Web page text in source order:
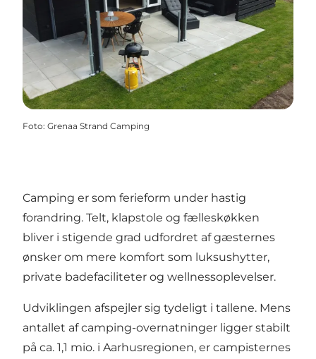
Foto: Grenaa Strand Camping
Camping er som ferieform under hastig
forandring. Telt, klapstole og fælleskøkken
bliver i stigende grad udfordret af gæsternes
ønsker om mere komfort som luksushytter,
private badefaciliteter og wellnessoplevelser.
Udviklingen afspejler sig tydeligt i tallene. Mens
antallet af camping-overnatninger ligger stabilt
på ca. 1,1 mio. i Aarhusregionen, er campisternes